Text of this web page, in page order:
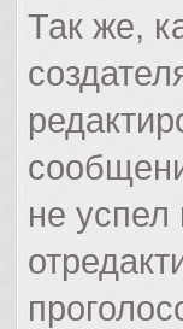
Так же,
не успел